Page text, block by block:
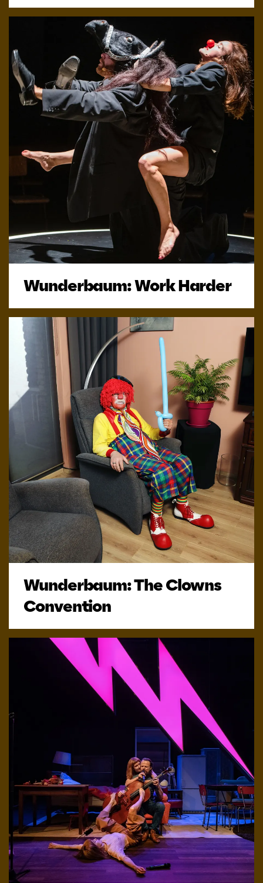
Wunderbaum: Work Harder
Wunderbaum: The Clowns
Convention